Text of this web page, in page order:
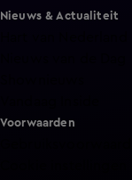
Nieuws & Actualiteit
Voorwaarden